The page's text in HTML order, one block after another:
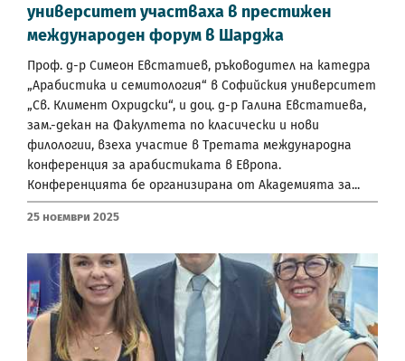
университет участваха в престижен
международен форум в Шарджа
Проф. д-р Симеон Евстатиев, ръководител на катедра
„Арабистика и семитология“ в Софийския университет
„Св. Климент Охридски“, и доц. д-р Галина Евстатиева,
зам.-декан на Факултета по класически и нови
филологии, взеха участие в Третата международна
конференция за арабистиката в Европа.
Конференцията бе организирана от Академията за...
25 Ноември 2025